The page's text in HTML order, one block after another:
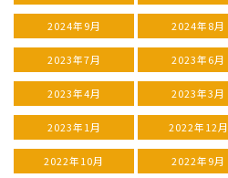
2024年9月 2024年8月
2023年7月 2023年6月
2023年4月 2023年3月
2023年1月 2022年12月
2022年10月 2022年9月